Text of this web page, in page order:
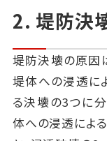
2. 堤防決
堤防決壊の原因
堤体への浸透に
る決壊の3つに
体への浸透によ